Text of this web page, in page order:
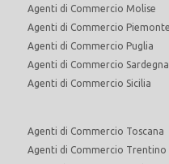
Agenti di Commercio Molise
Agenti di Commercio Piemonte
Agenti di Commercio Puglia
Agenti di Commercio Sardegna
Agenti di Commercio Sicilia
Agenti di Commercio Toscana
Agenti di Commercio Trentino